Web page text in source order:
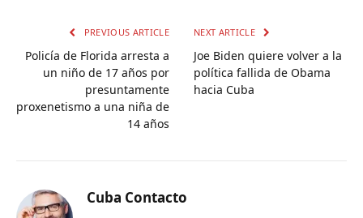
PREVIOUS ARTICLE
Policía de Florida arresta a
un niño de 17 años por
presuntamente
proxenetismo a una niña de
14 años
NEXT ARTICLE
Joe Biden quiere volver a la
política fallida de Obama
hacia Cuba
Cuba Contacto